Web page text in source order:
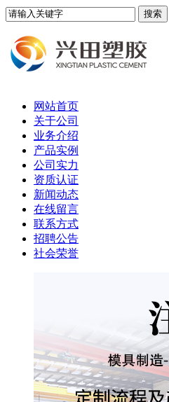
网站首页
关于公司
业务介绍
产品实例
公司实力
资质认证
新闻动态
在线留言
联系方式
招聘公告
社会荣誉